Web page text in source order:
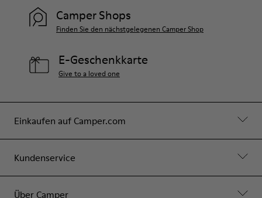
Einkaufen auf Camper.com
Kundenservice
Über Camper
Camper Shops
Finden Sie den nächstgelegenen Camper Shop
E-Geschenkkarte
Give to a loved one